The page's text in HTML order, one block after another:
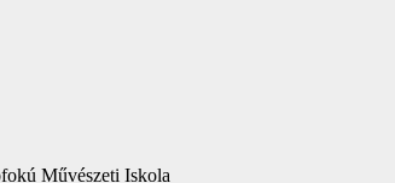
Művészeti Iskola